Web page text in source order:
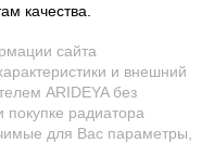
качества.
сайта
и внешний
ARIDEYA без
радиатора
для Вас параметры,